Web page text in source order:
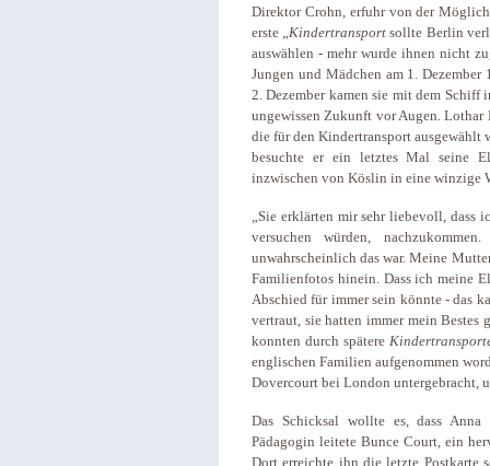
Direktor Crohn, erfuhr von der
erste „ Kindertransport sollte Berlin
auswählen - mehr wurde ihnen nicht
Jungen und Mädchen am 1.
2. Dezember kamen sie mit dem
ungewissen Zukunft vor Augen. Lothar
die für den Kindertransport
besuchte er ein letztes Mal seine
inzwischen von Köslin in eine winzige
„Sie erklärten mir sehr liebevoll, dass
versuchen würden,
unwahrscheinlich das war. Meine
Familienfotos hinein. Dass ich meine
Abschied für immer sein könnte - das
vertraut, sie hatten immer mein Bestes
konnten durch spätere
englischen Familien aufgenommen
Dovercourt bei London untergebracht,
Das Schicksal wollte es, dass
Pädagogin leitete Bunce Court, ein
Dort erreichte ihn die letzte Postkarte